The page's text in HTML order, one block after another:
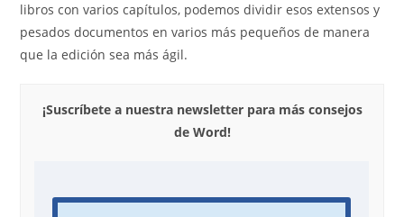
libros con varios capítulos, podemos dividir esos extensos y
pesados documentos en varios más pequeños de manera
que la edición sea más ágil.
¡Suscríbete a nuestra newsletter para más consejos
de Word!